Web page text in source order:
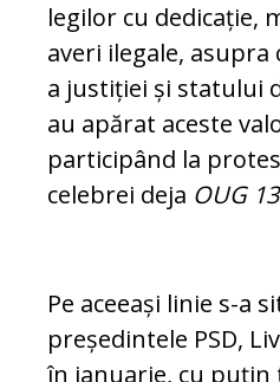
legilor cu de­di­cație,
averi ilegale, asu­pra
a justiției și statului
au apărat aceste
participând la
celebrei deja OUG 13
Pe aceeași linie s-a
președintele PSD,
în ianuarie, cu puțin